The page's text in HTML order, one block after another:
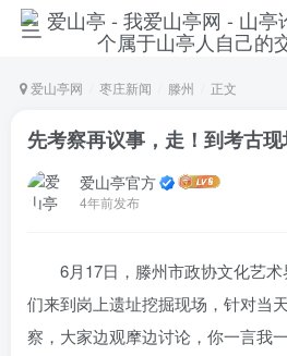
爱山亭网 枣庄新闻 滕州 正文
先考察再议事，走！到考古
爱山亭官方
4年前发布
6月17日，滕州市政协文化艺
们来到岗上遗址挖掘现场，针对当
察，大家边观摩边讨论，你一言我